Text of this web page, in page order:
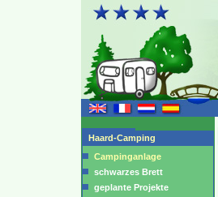
Haard-Camping
Campinganlage
schwarzes Brett
geplante Projekte